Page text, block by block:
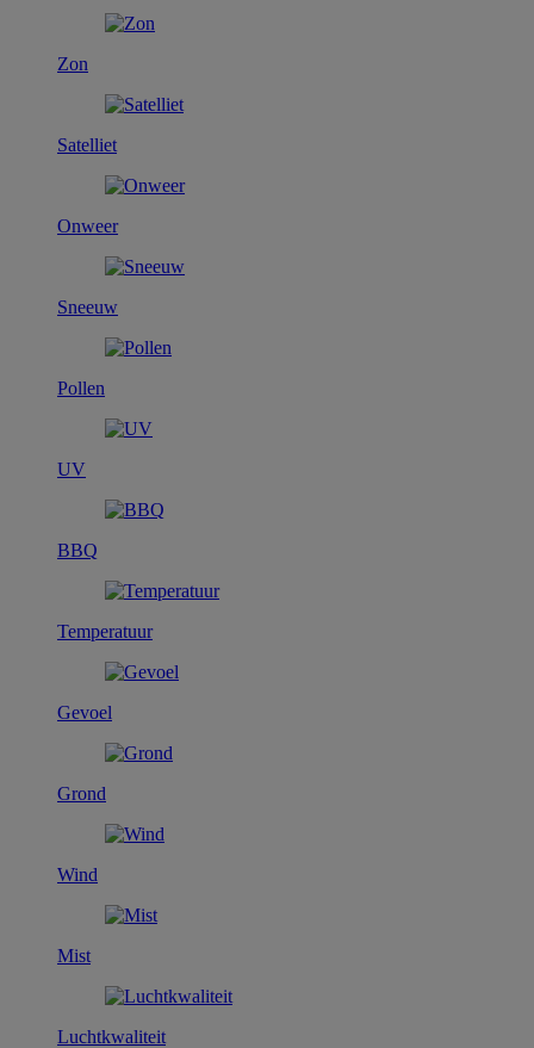
Zon
Satelliet
Onweer
Sneeuw
Pollen
UV
BBQ
Temperatuur
Gevoel
Grond
Wind
Mist
Luchtkwaliteit